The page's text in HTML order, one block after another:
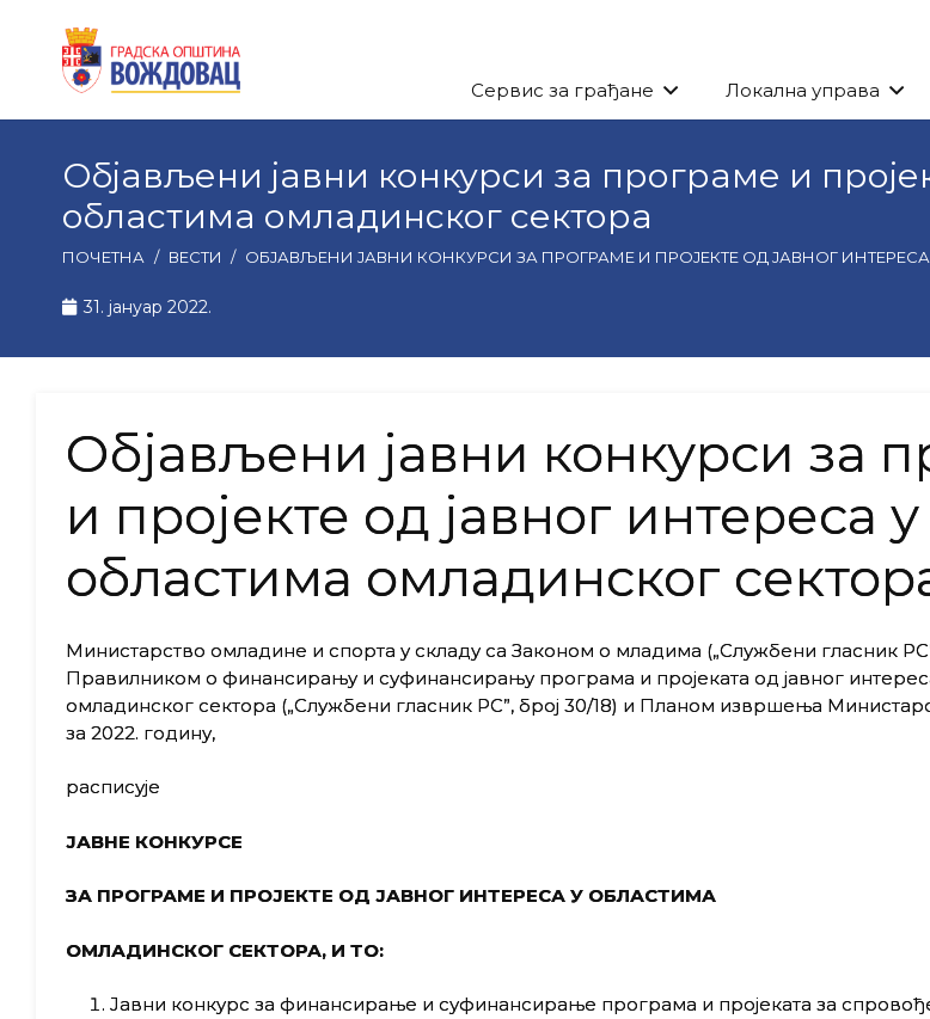
Сервис за грађане Локална управа
Објављени јавни конкурси за програме и
областима омладинског сектора
ПОЧЕТНА / ВЕСТИ / ОБЈАВЉЕНИ ЈАВНИ КОНКУРСИ ЗА ПРОГРАМЕ И ПРОЈЕКТЕ ОД ЈАВНОГ
31. јануар 2022.
Објављени јавни конкурси за
и пројекте од јавног интереса у
областима омладинског
Министарство омладине и спорта у складу са Законом о младима („Службени гласник
Правилником о финансирању и суфинансирању програма и пројеката од јавног
омладинског сектора („Службени гласник РС”, број 30/18) и Планом извршења
за 2022. годину,
расписује
ЈАВНЕ КОНКУРСЕ
ЗА ПРОГРАМЕ И ПРОЈЕКТЕ ОД ЈАВНОГ ИНТЕРЕСА У ОБЛАСТИМА
ОМЛАДИНСКОГ СЕКТОРА, И ТО:
Јавни конкурс за финансирање и суфинансирање програма и пројеката за